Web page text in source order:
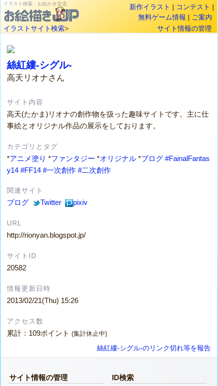
イラスト検索・お絵かき交流 新作イラスト | コンテスト |
無料ゲーム情報 | ご案内
イラストサイト検索> サイト情報の管理
絲紅縷-シグル-
高天リオナさん
サイト内容
高天(たかま)リオナの創作物を扱った趣味サイトです。主に仕
事絵とオリジナル作品の展示をしております。
カテゴリとタグ
*アニメ塗り *ファンタジー *オリジナル *ブログ #FainalFantas
y14 #FF14 #一次創作 #二次創作
関連サイト
ブログ Twitter pixiv
URL
http://rionyan.blogspot.jp/
サイトID
20582
情報更新日時
2013/02/21(Thu) 15:26
アクセス数
累計：109ポイント(集計休止中)
絲紅縷-シグル-のリンク切れ等を報告
サイト情報の管理 ID検索